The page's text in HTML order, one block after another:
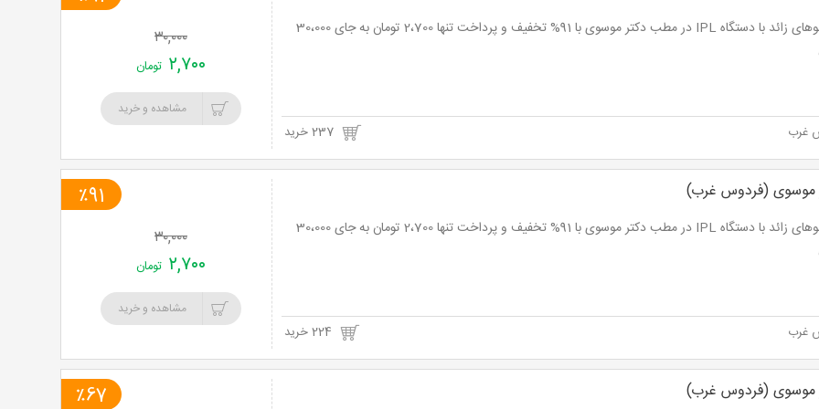
لیزر موهای زائد با دستگاه IPL در مطب دکتر موسوی با 91% تخفیف و پرداخت تنها 2،700 تومان به جای 30،000
غرب 237 خرید
۳۰,۰۰۰
۲,۷۰۰ تومان
مشاهده و خرید
موسوی (فردوس غرب)
لیزر موهای زائد با دستگاه IPL در مطب دکتر موسوی با 91% تخفیف و پرداخت تنها 2،700 تومان به جای 30،000
غرب
٪91
۳۰,۰۰۰
۲,۷۰۰ تومان
مشاهده و خرید
موسوی (فردوس غرب) ٪67